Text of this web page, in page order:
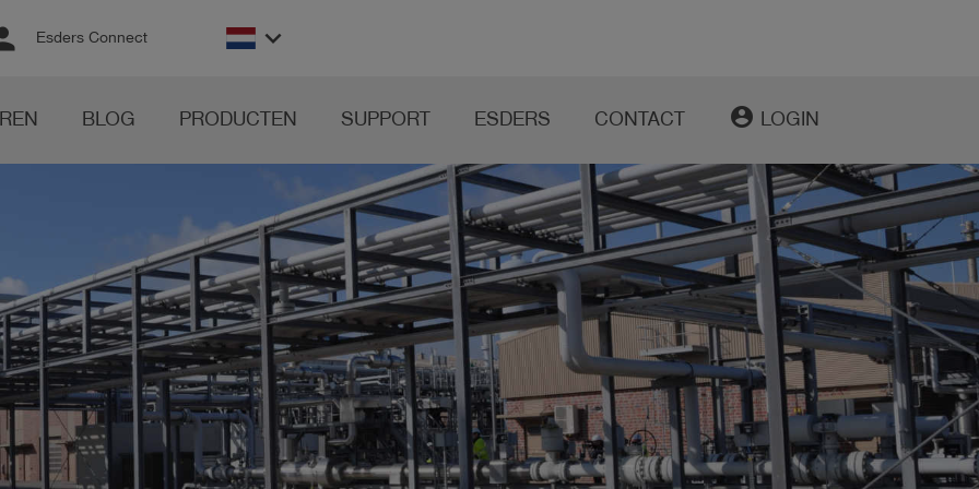
Esders Connect keyboard_arrow_down
BLOG PRODUCTEN SUPPORT ESDERS CONTACT account_circle LOGIN